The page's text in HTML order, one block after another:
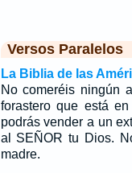
Versos Paralelos
La Biblia de las
No comeréis ningún
forastero que está
podrás vender a un
al SEÑOR tu Dios.
madre.